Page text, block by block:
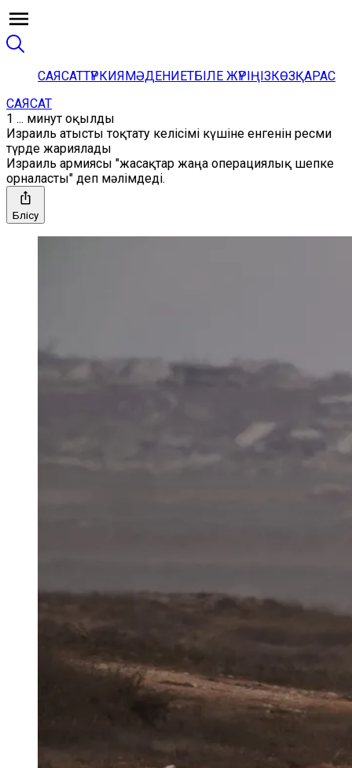
САЯСАТТҮРКИЯМӘДЕНИЕТБІЛЕ ЖҮРІҢІЗКӨЗҚАРАС
САЯСАТ
1 ... минут оқылды
Израиль атысты тоқтату келісімі күшіне енгенін ресми
түрде жариялады
Израиль армиясы "жасақтар жаңа операциялық шепке
орналасты" деп мәлімдеді.
Бөлісу